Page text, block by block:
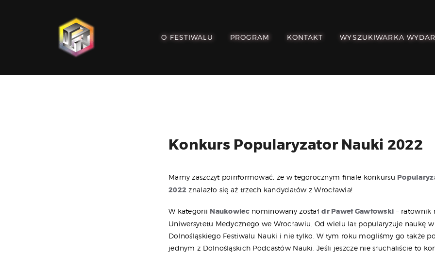
O FESTIWALU PROGRAM KONTAKT WYSZUKIWARKA
PAMIĘTAJ!
PROGRAM
WYDARZEŃ
Konkurs Popularyzator Nauki 2022
Mamy zaszczyt poinformować, że w tegorocznym finale konkursu
2022 znalazło się aż trzech kandydatów z Wrocławia!
W kategorii Naukowiecnominowany zostałdr Paweł Gawłowski – ratownik
Uniwersytetu Medycznego we Wrocławiu. Od wielu lat popularyzuje naukę
Dolnośląskiego Festiwalu Nauki i nie tylko. W tym roku mogliśmy go także
jednym z Dolnośląskich Podcastów Nauki. Jeśli jeszcze nie słuchaliście to